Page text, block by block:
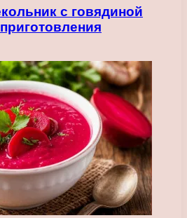
с говядиной